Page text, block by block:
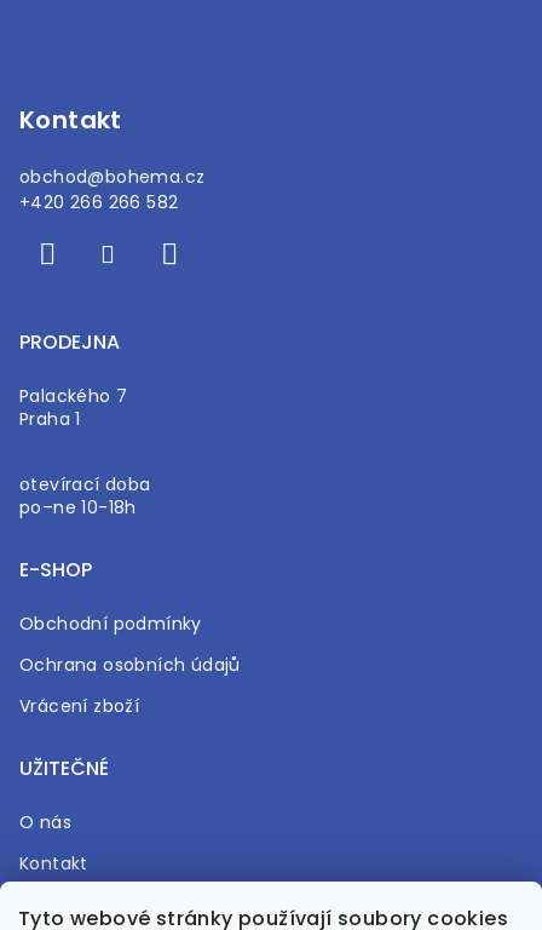
Tyto webové stránky používají soubory cookies
Kontakt
obchod@bohema.cz
+420 266 266 582
PRODEJNA
Palackého 7
Praha 1
otevírací doba
po–ne 10-18h
E-SHOP
Obchodní podmínky
Ochrana osobních údajů
Vrácení zboží
UŽITEČNÉ
O nás
Kontakt
Časté otázky